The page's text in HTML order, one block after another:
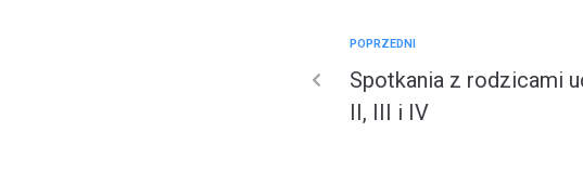
POPRZEDNI
Spotkania z rodzicami
II, III i IV